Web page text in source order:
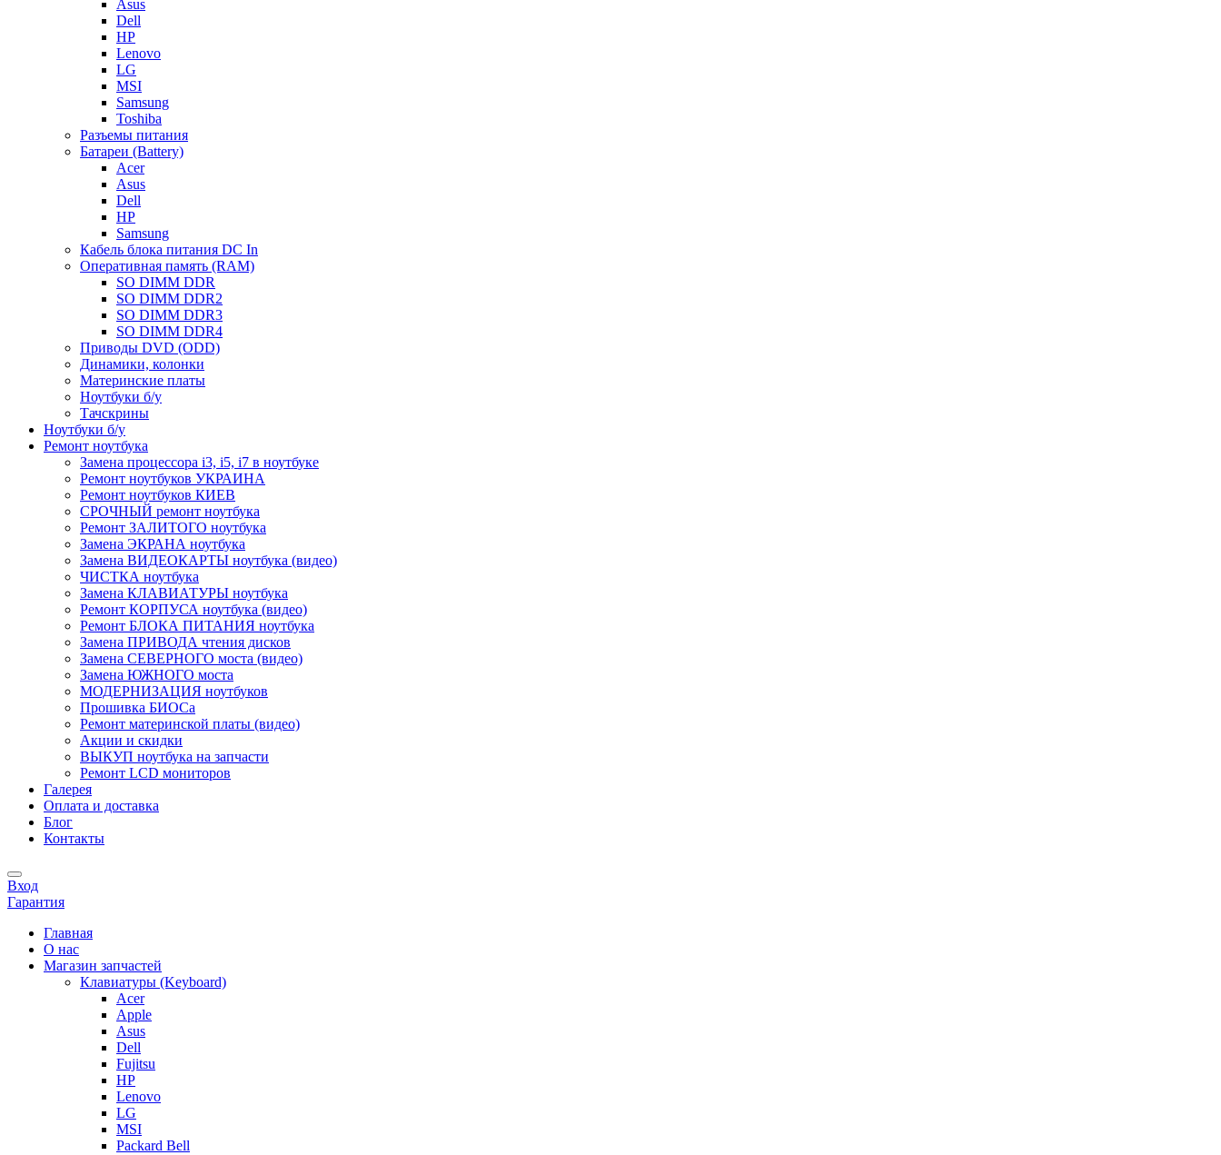
Asus
Dell
HP
Lenovo
LG
MSI
Samsung
Toshiba
Разъемы питания
Батареи (Battery)
Acer
Asus
Dell
HP
Samsung
Кабель блока питания DC In
Оперативная память (RAM)
SO DIMM DDR
SO DIMM DDR2
SO DIMM DDR3
SO DIMM DDR4
Приводы DVD (ODD)
Динамики, колонки
Материнские платы
Ноутбуки б/у
Тачскрины
Ноутбуки б/у
Ремонт ноутбука
Замена процессора i3, i5, i7 в ноутбуке
Ремонт ноутбуков УКРАИНА
Ремонт ноутбуков КИЕВ
СРОЧНЫЙ ремонт ноутбука
Ремонт ЗАЛИТОГО ноутбука
Замена ЭКРАНА ноутбука
Замена ВИДЕОКАРТЫ ноутбука (видео)
ЧИСТКА ноутбука
Замена КЛАВИАТУРЫ ноутбука
Ремонт КОРПУСА ноутбука (видео)
Ремонт БЛОКА ПИТАНИЯ ноутбука
Замена ПРИВОДА чтения дисков
Замена СЕВЕРНОГО моста (видео)
Замена ЮЖНОГО моста
МОДЕРНИЗАЦИЯ ноутбуков
Прошивка БИОСа
Ремонт материнской платы (видео)
Акции и скидки
ВЫКУП ноутбука на запчасти
Ремонт LCD мониторов
Галерея
Оплата и доставка
Блог
Контакты
Вход
Гарантия
Главная
О нас
Магазин запчастей
Клавиатуры (Keyboard)
Acer
Apple
Asus
Dell
Fujitsu
HP
Lenovo
LG
MSI
Packard Bell